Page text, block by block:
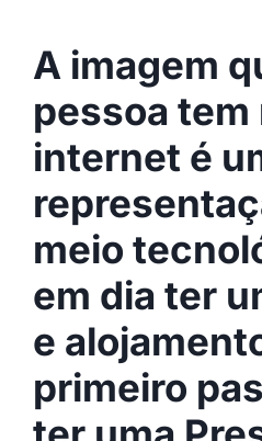
A imagem
pessoa tem
internet é
meio
em dia ter
e
primeiro